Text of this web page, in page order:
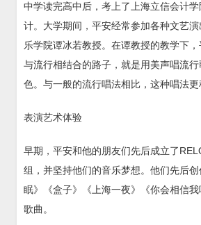
中学读完高中后，考上了上海立信会计
计。大学期间，平安经常参加各种文艺
乐学院谭冰若教授。在谭教授的教学下
与流行相结合的路子，就是用美声唱流
色。与一般的流行唱法相比，这种唱法更
表演艺术体验
早期，平安和他的朋友们先后成立了
组，并坚持他们的音乐梦想。他们先后
眠》《盒子》《上海一夜》《你会相信
歌曲。